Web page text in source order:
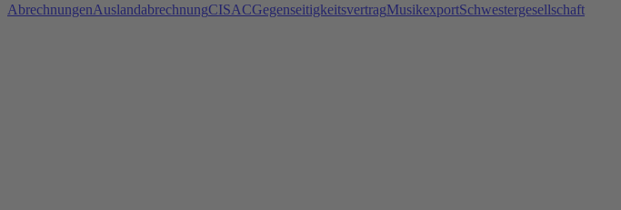
AbrechnungenAuslandabrechnungCISACGegenseitigkeitsvertragMusikexportSchwestergesellschaft